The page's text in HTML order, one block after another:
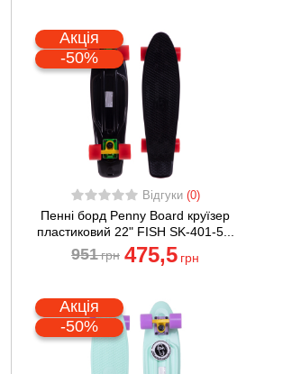
Акція
-50%
Відгуки (0)
Пенні борд Penny Board круїзер
пластиковий 22" FISH SK-401-5...
951грн 475,5 грн
Акція
-50%